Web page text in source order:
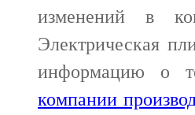
изменений в
Электрическая
информацию о
компании